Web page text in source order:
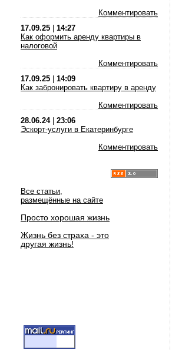
Комментировать
17.09.25
14:27
Как оформить аренду квартиры в
налоговой
Комментировать
17.09.25
14:09
Как забронировать квартиру в аренду
Комментировать
28.06.24| 23:06
Эскорт-услуги в Екатеринбурге
Комментировать
Все статьи,
размещённые на сайте
Просто хорошая жизнь
Жизнь без страха - это
другая жизнь!